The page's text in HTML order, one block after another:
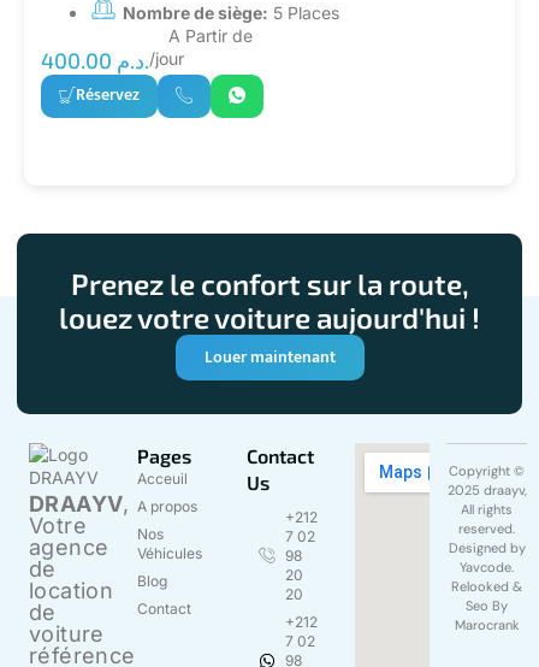
Nombre de siège: 5 Places
A Partir de
400.00 د.م./jour
Réservez
Prenez le confort sur la route,
louez votre voiture aujourd'hui !
Louer maintenant
DRAAYV,
Votre
agence
de
location
de
voiture
référence
Pages
Acceuil
A propos
Nos
Véhicules
Blog
Contact
Contact
Us
+212
7 02
98
20
20
+212
7 02
98
Copyright ©
2025 draayv,
All rights
reserved.
Designed by
Yavcode
Relooked &
Seo By
Marocrank